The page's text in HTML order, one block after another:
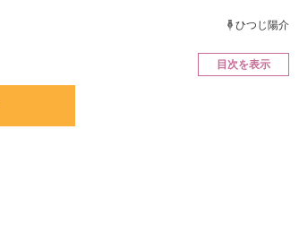
エネル
ひつじ陽介
目次を表示